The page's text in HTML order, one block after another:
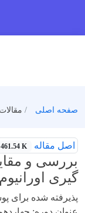
صفحه اصلی
اصل مقاله 461.54 K
بررسی و
گیری
پذیرفته شده برای